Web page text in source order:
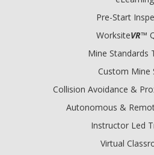
Pre-Start
WorksiteVR™
Mine Standards
Custom Mine
Collision Avoidance &
Autonomous &
Instructor Led
Virtual